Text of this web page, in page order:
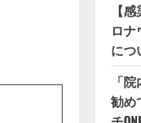
【
ロ
につ
「
勧め